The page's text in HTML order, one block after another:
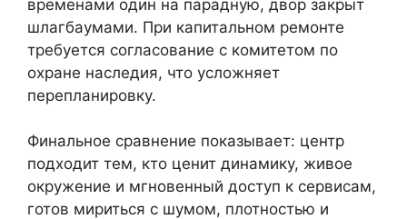
временами один на парадную, двор закрыт
шлагбаумами. При капитальном ремонте
требуется согласование с комитетом по
охране наследия, что усложняет
перепланировку.
Финальное сравнение показывает: центр
подходит тем, кто ценит динамику, живое
окружение и мгновенный доступ к сервисам,
готов мириться с шумом, плотностью и